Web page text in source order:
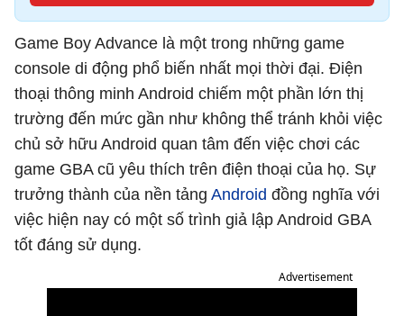
Game Boy Advance là một trong những game
console di động phổ biến nhất mọi thời đại. Điện
thoại thông minh Android chiếm một phần lớn thị
trường đến mức gần như không thể tránh khỏi việc
chủ sở hữu Android quan tâm đến việc chơi các
game GBA cũ yêu thích trên điện thoại của họ. Sự
trưởng thành của nền tảng Android đồng nghĩa với
việc hiện nay có một số trình giả lập Android GBA
tốt đáng sử dụng.
Advertisement